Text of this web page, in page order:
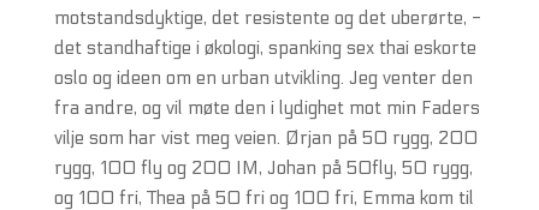
motstandsdyktige, det resistente og det uberørte, -
det standhaftige i økologi, spanking sex thai eskorte
oslo og ideen om en urban utvikling. Jeg venter den
fra andre, og vil møte den i lydighet mot min Faders
vilje som har vist meg veien. Ørjan på 50 rygg, 200
rygg, 100 fly og 200 IM, Johan på 50fly, 50 rygg,
og 100 fri, Thea på 50 fri og 100 fri, Emma kom til